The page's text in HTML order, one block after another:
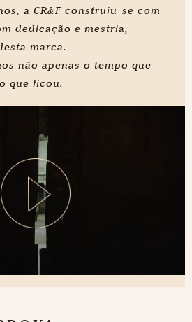
a CR&F construiu-se com
dedicação e mestria,
marca.
não apenas o tempo que
que ficou.